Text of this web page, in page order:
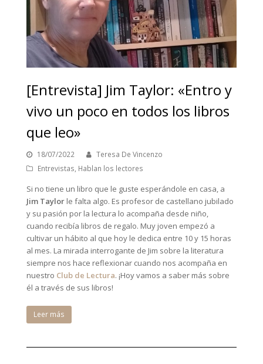
[Entrevista] Jim Taylor: «Entro y
vivo un poco en todos los libros
que leo»
18/07/2022
Teresa De Vincenzo
Entrevistas, Hablan los lectores
Si no tiene un libro que le guste esperándole en casa, a
Jim Taylorle falta algo. Es profesor de castellano jubilado
y su pasión por la lectura lo acompaña desde niño,
cuando recibía libros de regalo. Muy joven empezó a
cultivar un hábito al que hoy le dedica entre 10 y 15 horas
al mes. La mirada interrogante de Jim sobre la literatura
siempre nos hace reflexionar cuando nos acompaña en
nuestro Club de Lectura. ¡Hoy vamos a saber más sobre
él a través de sus libros!
Leer más